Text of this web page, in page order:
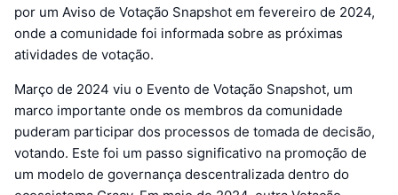
por um Aviso de Votação Snapshot em fevereiro de 2024,
onde a comunidade foi informada sobre as próximas
atividades de votação.
Março de 2024 viu o Evento de Votação Snapshot, um
marco importante onde os membros da comunidade
puderam participar dos processos de tomada de decisão,
votando. Este foi um passo significativo na promoção de
um modelo de governança descentralizada dentro do